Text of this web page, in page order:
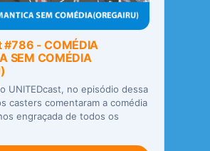
#786 - COMÉDIA
SEM COMÉDIA
UNITEDcast, no episódio dessa
casters comentaram a comédia
engraçada de todos os